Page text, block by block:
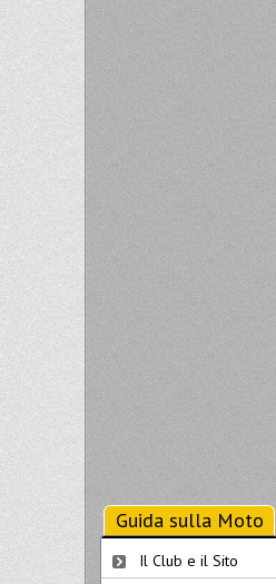
Guida sulla Moto
Il Club e il Sito